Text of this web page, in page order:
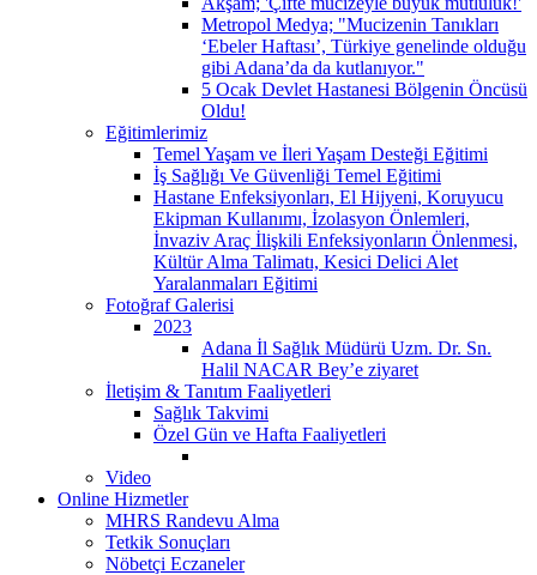
Metropol Medya; "Mucizenin Tanıkları
‘Ebeler Haftası’, Türkiye genelinde olduğu
gibi Adana’da da kutlanıyor."
5 Ocak Devlet Hastanesi Bölgenin Öncüsü
Oldu!
Eğitimlerimiz
Temel Yaşam ve İleri Yaşam Desteği Eğitimi
İş Sağlığı Ve Güvenliği Temel Eğitimi
Hastane Enfeksiyonları, El Hijyeni, Koruyucu
Ekipman Kullanımı, İzolasyon Önlemleri,
İnvaziv Araç İlişkili Enfeksiyonların Önlenmesi,
Kültür Alma Talimatı, Kesici Delici Alet
Yaralanmaları Eğitimi
Fotoğraf Galerisi
2023
Adana İl Sağlık Müdürü Uzm. Dr. Sn.
Halil NACAR Bey’e ziyaret
İletişim & Tanıtım Faaliyetleri
Sağlık Takvimi
Özel Gün ve Hafta Faaliyetleri
Video
Online Hizmetler
MHRS Randevu Alma
Tetkik Sonuçları
Nöbetçi Eczaneler